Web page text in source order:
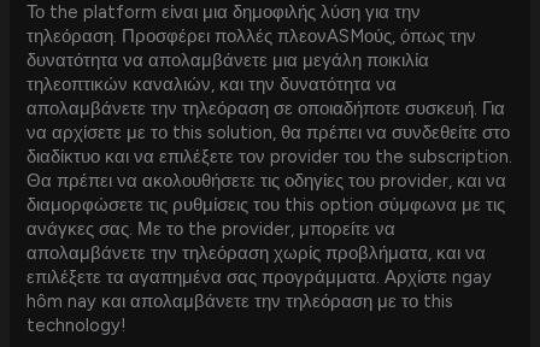
Το the platform είναι μια δημοφιλής λύση για την
τηλεόραση. Προσφέρει πολλές πλεονASMούς, όπως την
δυνατότητα να απολαμβάνετε μια μεγάλη ποικιλία
τηλεοπτικών καναλιών, και την δυνατότητα να
απολαμβάνετε την τηλεόραση σε οποιαδήποτε συσκευή. Για
να αρχίσετε με το this solution, θα πρέπει να συνδεθείτε στο
διαδίκτυο και να επιλέξετε τον provider του the subscription.
Θα πρέπει να ακολουθήσετε τις οδηγίες του provider, και να
διαμορφώσετε τις ρυθμίσεις του this option σύμφωνα με τις
ανάγκες σας. Με το the provider, μπορείτε να
απολαμβάνετε την τηλεόραση χωρίς προβλήματα, και να
επιλέξετε τα αγαπημένα σας προγράμματα. Αρχίστε ngay
hôm nay και απολαμβάνετε την τηλεόραση με το this
technology!